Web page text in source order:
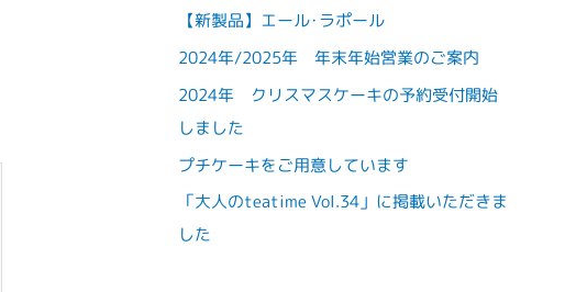
【新製品】エール･ラポール
2024年/2025年 年末年始営業のご案内
2024年 クリスマスケーキの予約受付開始
しました
プチケーキをご用意しています
「大人のteatime Vol.34」に掲載いただきま
した